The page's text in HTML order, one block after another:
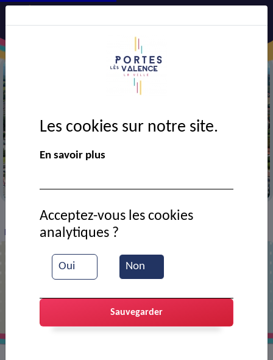
> VIE MUNICIPALE > Ressources documentaires
Repas dansant
Les cookies sur notre site.
En savoir plus
Oui Non
Acceptez-vous les cookies
analytiques ?
Sauvegarder